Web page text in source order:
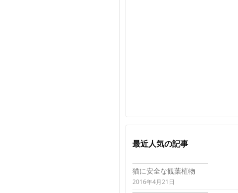
最近人気の記事
猫に安全な観葉植物
2016年4月21日